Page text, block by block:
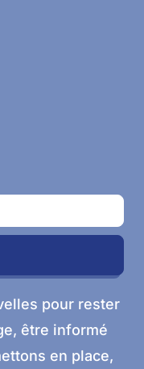
pour rester
être informé
en place,